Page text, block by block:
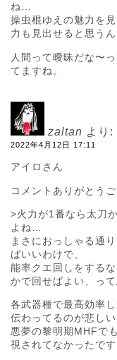
ね…
操虫棍ゆえの魅力を
力も見出せると思う
人間って曖昧だな〜
てますね。
zaltan より:
2022年4月12日 17:11
アイロさん
コメントありがとうご
>火力が1番なら太刀
よね…
まさにおっしゃる通
ばいいわけで、
能率クエ回しをする
かで回せばよい、って
各武器種で最高効率
伝わってるのが悲しい
悪夢の黎明期MHFで
視されてなかったです